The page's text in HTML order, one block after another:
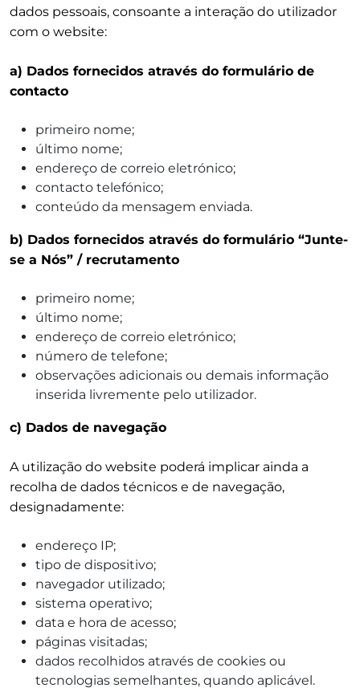
dados pessoais, consoante a interação do utilizador
com o website:
a) Dados fornecidos através do formulário de
contacto
primeiro nome;
último nome;
endereço de correio eletrónico;
contacto telefónico;
conteúdo da mensagem enviada.
b) Dados fornecidos através do formulário “Junte-
se a Nós” / recrutamento
primeiro nome;
último nome;
endereço de correio eletrónico;
número de telefone;
observações adicionais ou demais informação
inserida livremente pelo utilizador.
c) Dados de navegação
A utilização do website poderá implicar ainda a
recolha de dados técnicos e de navegação,
designadamente:
endereço IP;
tipo de dispositivo;
navegador utilizado;
sistema operativo;
data e hora de acesso;
páginas visitadas;
dados recolhidos através de cookies ou
tecnologias semelhantes, quando aplicável.